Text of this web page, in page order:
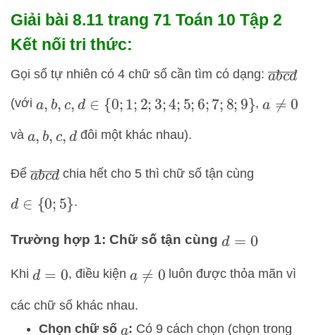
Giải bài 8.11 trang 71 Toán 10 Tập 2
Kết nối tri thức:
Gọi số tự nhiên có 4 chữ số cần tìm có dạng: abcd
(với a, b, c,d∈{ 0;1; 2; 3; 4;5;6;7 ;8 ;9 } ,a ≠0
và a, b, c,d đôi một khác nhau).
Để abcd―
chia hết cho 5 thì chữ số tận cùng
d ∈ 0;5 } .
Trường hợp 1: Chữ số tận cùng d =0
Khi d =0 , điều kiện a ≠0 luôn được thỏa mãn vì
các chữ số khác nhau.
Chọn chữ số
: Có 9 cách chọn (chọn trong